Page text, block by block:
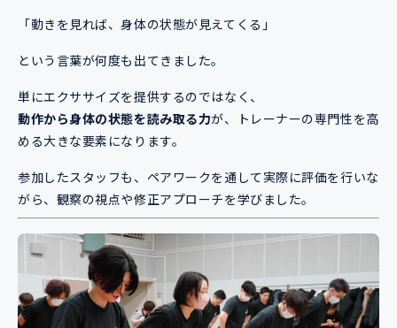
「動きを見れば、身体の状態が見えてくる」
という言葉が何度も出てきました。
単にエクササイズを提供するのではなく、
動作から身体の状態を読み取る力が、トレーナーの専門性を高
める大きな要素になります。
参加したスタッフも、ペアワークを通して実際に評価を行いな
がら、観察の視点や修正アプローチを学びました。